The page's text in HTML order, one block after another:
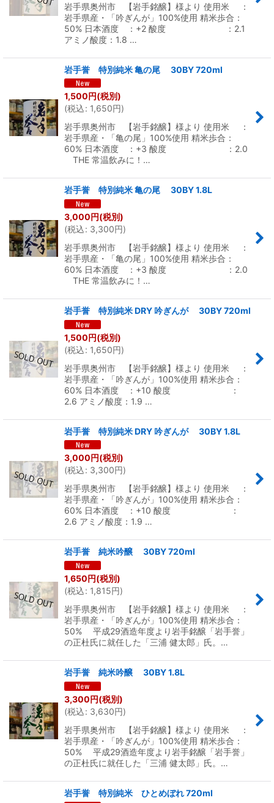
岩手県奥州市 【岩手銘醸】様より 使用米 ：
岩手県産・「吟ぎんが」100%使用 精米歩合：
50% 日本酒度 ：+2 酸度 ：2.1
アミノ酸度：1.8 …
岩手誉 特別純米 亀の尾 30BY 720ml
1,500円(税別)
(税込: 1,650円)
岩手県奥州市 【岩手銘醸】様より 使用米 ：
岩手県産・「亀の尾」100%使用 精米歩合：
60% 日本酒度 ：+3 酸度 ：2.0
THE 常温飲みに！…
岩手誉 特別純米 亀の尾 30BY 1.8L
3,000円(税別)
(税込: 3,300円)
岩手県奥州市 【岩手銘醸】様より 使用米 ：
岩手県産・「亀の尾」100%使用 精米歩合：
60% 日本酒度 ：+3 酸度 ：2.0
THE 常温飲みに！…
岩手誉 特別純米 DRY 吟ぎんが 30BY 720ml
1,500円(税別)
(税込: 1,650円)
岩手県奥州市 【岩手銘醸】様より 使用米 ：
岩手県産・「吟ぎんが」100%使用 精米歩合：
60% 日本酒度 ：+10 酸度 ：
2.6 アミノ酸度：1.9 …
岩手誉 特別純米 DRY 吟ぎんが 30BY 1.8L
3,000円(税別)
(税込: 3,300円)
岩手県奥州市 【岩手銘醸】様より 使用米 ：
岩手県産・「吟ぎんが」100%使用 精米歩合：
60% 日本酒度 ：+10 酸度 ：
2.6 アミノ酸度：1.9 …
岩手誉 純米吟醸 30BY 720ml
1,650円(税別)
(税込: 1,815円)
岩手県奥州市 【岩手銘醸】様より 使用米 ：
岩手県産・「吟ぎんが」100%使用 精米歩合：
50% 平成29酒造年度より岩手銘醸「岩手誉」
の正杜氏に就任した「三浦 健太郎」氏。…
岩手誉 純米吟醸 30BY 1.8L
3,300円(税別)
(税込: 3,630円)
岩手県奥州市 【岩手銘醸】様より 使用米 ：
岩手県産・「吟ぎんが」100%使用 精米歩合：
50% 平成29酒造年度より岩手銘醸「岩手誉」
の正杜氏に就任した「三浦 健太郎」氏。…
岩手誉 特別純米 ひとめぼれ 720ml